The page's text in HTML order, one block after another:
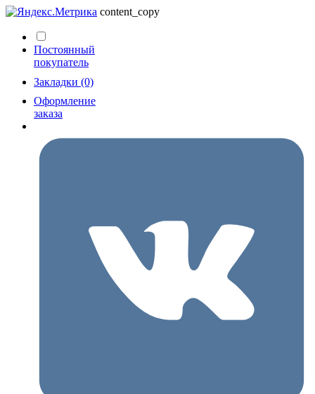
content_copy
Постоянный
покупатель
Закладки (0)
Оформление
заказа